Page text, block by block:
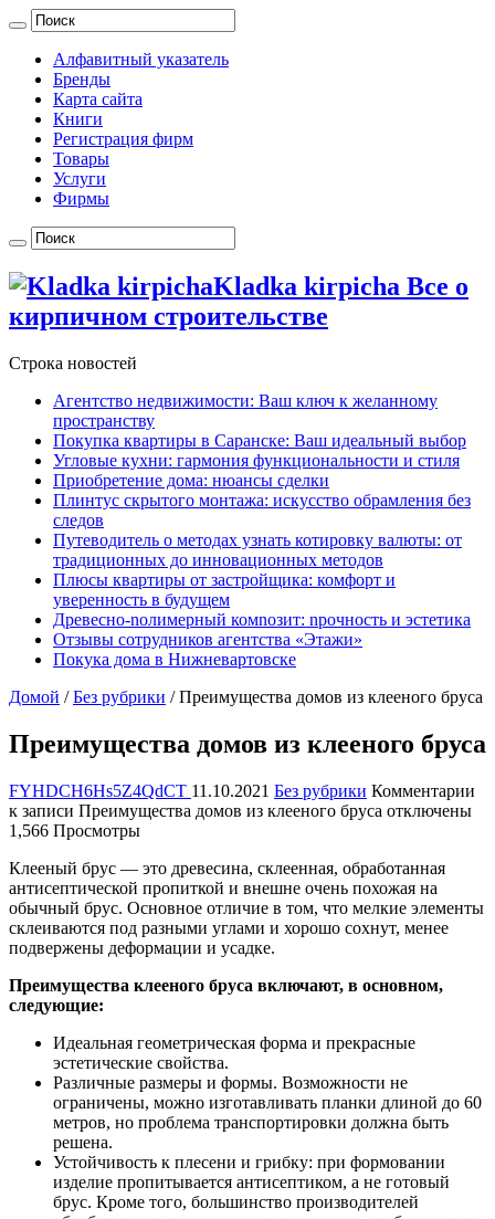
Алфавитный указатель
Бренды
Карта сайта
Книги
Регистрация фирм
Товары
Услуги
Фирмы
Kladka kirpicha Все о
кирпичном строительстве
Строка новостей
Агентство недвижимости: Ваш ключ к желанному
пространству
Покупка квартиры в Саранске: Ваш идеальный выбор
Угловые кухни: гармония функциональности и стиля
Приобретение дома: нюансы сделки
Плинтус скрытого монтажа: искусство обрамления без
следов
Путеводитель о методах узнать котировку валюты: от
традиционных до инновационных методов
Плюсы квартиры от застройщика: комфорт и
уверенность в будущем
Древесно-nолимерный комnозит: nрочность и эстетика
Отзывы сотрудников агентства «Этажи»
Покука дома в Нижневартовске
Домой / Без рубрики / Преимущества домов из клееного бруса
Преимущества домов из клееного бруса
FYHDCH6Hs5Z4QdCT 11.10.2021 Без рубрики Комментарии
к записи Преимущества домов из клееного бруса отключены
1,566 Просмотры
Клееный брус — это древесина, склеенная, обработанная
антисептической пропиткой и внешне очень похожая на
обычный брус. Основное отличие в том, что мелкие элементы
склеиваются под разными углами и хорошо сохнут, менее
подвержены деформации и усадке.
Преимущества клееного бруса включают, в основном,
следующие:
Идеальная геометрическая форма и прекрасные
эстетические свойства.
Различные размеры и формы. Возможности не
ограничены, можно изготавливать планки длиной до 60
метров, но проблема транспортировки должна быть
решена.
Устойчивость к плесени и грибку: при формовании
изделие пропитывается антисептиком, а не готовый
брус. Кроме того, большинство производителей